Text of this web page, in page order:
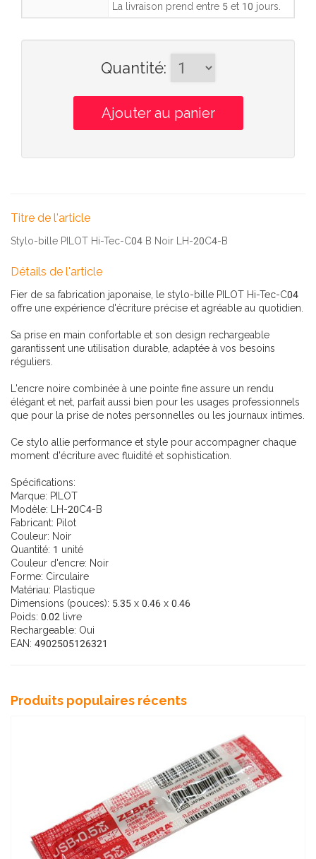
La livraison prend entre 5 et 10 jours.
Quantité:
Titre de l'article
Stylo-bille PILOT Hi-Tec-C04 B Noir LH-20C4-B
Détails de l'article
Fier de sa fabrication japonaise, le stylo-bille PILOT Hi-Tec-C04
offre une expérience d'écriture précise et agréable au quotidien.
Sa prise en main confortable et son design rechargeable
garantissent une utilisation durable, adaptée à vos besoins
réguliers.
L'encre noire combinée à une pointe fine assure un rendu
élégant et net, parfait aussi bien pour les usages professionnels
que pour la prise de notes personnelles ou les journaux intimes.
Ce stylo allie performance et style pour accompagner chaque
moment d'écriture avec fluidité et sophistication.
Spécifications:
Marque: PILOT
Modèle: LH-20C4-B
Fabricant: Pilot
Couleur: Noir
Quantité: 1 unité
Couleur d'encre: Noir
Forme: Circulaire
Matériau: Plastique
Dimensions (pouces): 5.35 x 0.46 x 0.46
Poids: 0.02 livre
Rechargeable: Oui
EAN: 4902505126321
Produits populaires récents